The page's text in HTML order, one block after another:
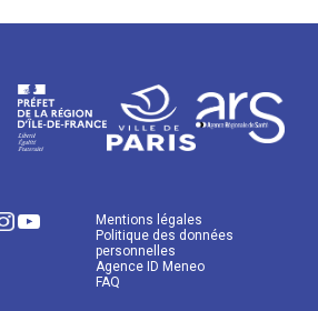
Mentions légales
Politique des données
personnelles
Agence ID Meneo
FAQ